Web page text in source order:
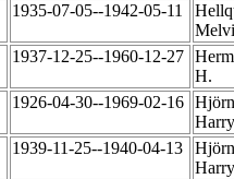
1935-07-05--1942-05-11
1937-12-25--1960-12-27
H.
1926-04-30--1969-02-16
1939-11-25--1940-04-13